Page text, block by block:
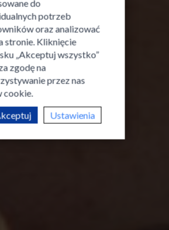
do
potrzeb
oraz analizować
stronie. Kliknięcie
„Akceptuj wszystko”
zgodę na
przez nas
cookie.
Ustawienia